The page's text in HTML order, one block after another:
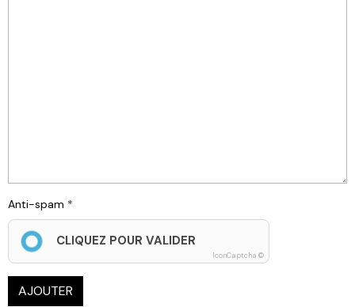
Anti-spam
CLIQUEZ POUR VALIDER
IconCaptcha ©
AJOUTER